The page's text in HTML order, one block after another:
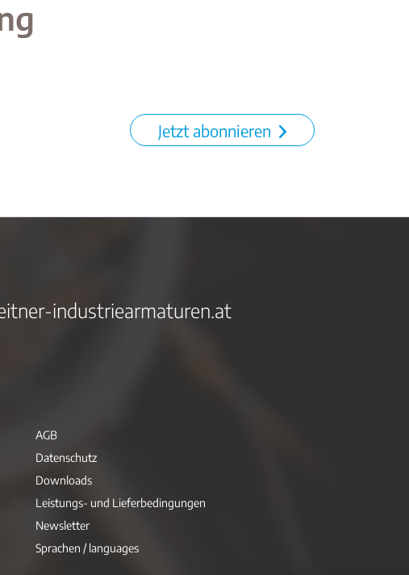
Jetzt abonnieren
industriearmaturen.at
AGB
Datenschutz
Downloads
Leistungs- und Lieferbedingungen
Newsletter
Sprachen / languages